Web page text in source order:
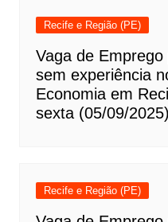
Recife e Região (PE)
Vaga de
sem experiência
Economia em
sexta (05/09/2025)
Recife e Região (PE)